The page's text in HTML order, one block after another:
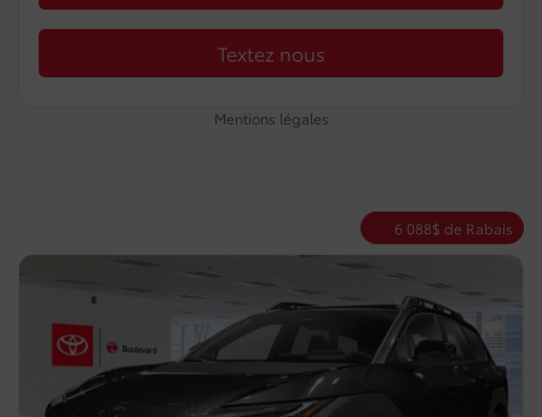
Textez nous
Mentions légales
6 088$ de Rabais